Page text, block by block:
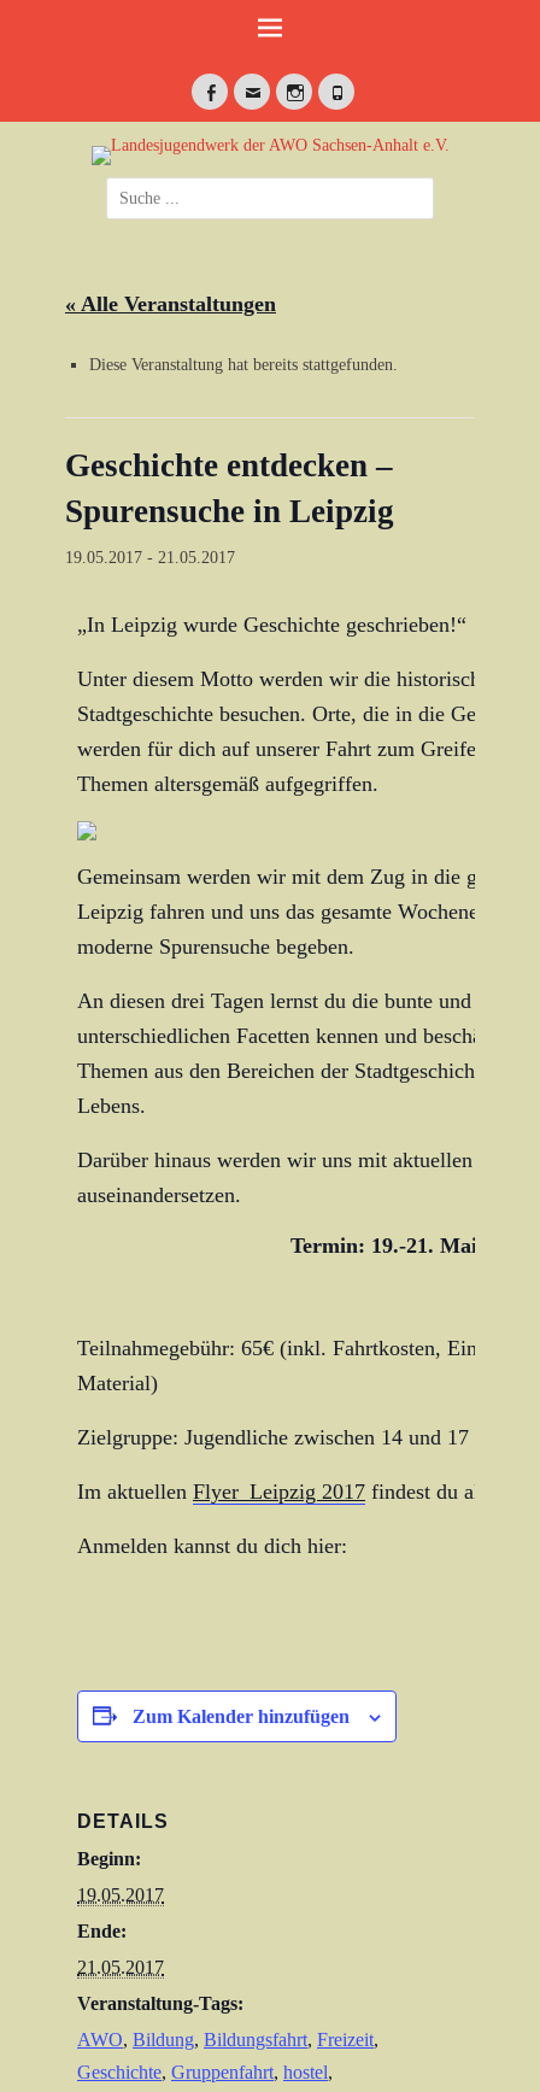
Facebook
E-
InstagramTelefon
jung•politisch•kreativ
Suche
nach:
« Alle Veranstaltungen
Diese Veranstaltung hat bereits stattgefunden.
Geschichte entdecken –
Spurensuche in Leipzig
19.05.2017 - 21.05.2017
„In Leipzig wurde Geschichte geschrieben!“
Unter diesem Motto werden wir die historisch
Stadtgeschichte besuchen. Orte, die in die
werden für dich auf unserer Fahrt zum Greifen nah
Themen altersgemäß aufgegriffen.
Gemeinsam werden wir mit dem Zug in die
Leipzig fahren und uns das gesamte Wochenende
moderne Spurensuche begeben.
An diesen drei Tagen lernst du die bunte und
unterschiedlichen Facetten kennen und beschäftigst
Themen aus den Bereichen der Stadtgeschichte,
Lebens.
Darüber hinaus werden wir uns mit aktuellen
auseinandersetzen.
Termin: 19.-21. Mai 2017
Teilnahmegebühr: 65€ (inkl. Fahrtkosten,
Material)
Zielgruppe: Jugendliche zwischen 14 und 17 Jahren
Im aktuellen Flyer_Leipzig 2017 findest du alle
Anmelden kannst du dich hier:
Zum Kalender hinzufügen
DETAILS
Beginn:
19.05.2017
Ende:
21.05.2017
Veranstaltung-Tags:
AWO, Bildung, Bildungsfahrt, Freizeit,
Geschichte, Gruppenfahrt, hostel,